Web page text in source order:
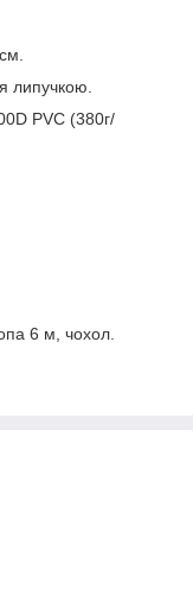
липучкою.
PVC (380г/
6 м, чохол.